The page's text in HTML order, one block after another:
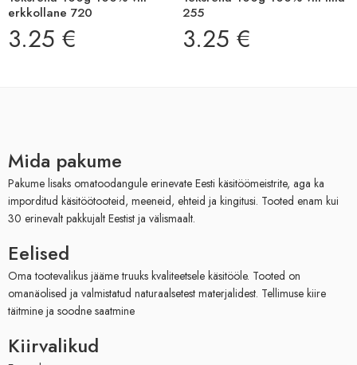
erkkollane 720
3.25 €
255
3.25 €
Mida pakume
Pakume lisaks omatoodangule erinevate Eesti käsitöömeistrite, aga ka
imporditud käsitöötooteid, meeneid, ehteid ja kingitusi. Tooted enam kui
30 erinevalt pakkujalt Eestist ja välismaalt.
Eelised
Oma tootevalikus jääme truuks kvaliteetsele käsitööle. Tooted on
omanäolised ja valmistatud naturaalsetest materjalidest. Tellimuse kiire
täitmine ja soodne saatmine
Kiirvalikud